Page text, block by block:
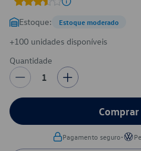
Estoque: Estoque moderado
+100 unidades disponíveis
Quantidade
1
Pagamento seguro•